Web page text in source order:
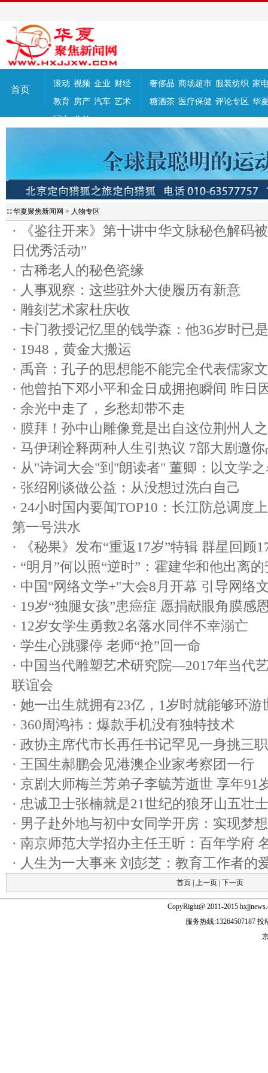
首页
滚动 视频 企业 财经
教育 房产 汽车 艺术
国内 公益
奢侈品 商场超市 服装纺织 家
糖酒茶 医疗保健 评论专区 华
∷华夏聚焦新闻网 > 人物专区
·
《鉴往开来》第十讲中华文脉秘色解码
日优秀活动”
· 古稀老人的秘色瓷缘
· 人事观察：这些驻外大使履历有新意
· 雕刻艺术家杜庆收
· 卡门教授记忆里的钱学森：他36岁时已
· 1948，黄金大搬运
· 禹音：孔子的思想能不能完全代表儒家
· 他曾拍下邓小平和金日成拥抱瞬间 昨日
· 余光中走了，乡愁却带不走
· 膜拜！孙中山雕像竟是出自这位荆州人
· 马伊琍诠释两种人生引热议 7部大剧邀
· 从"诗词大会"到"朗读者" 董卿：以文学
· 张绍刚谈做公益：从没想过洗白自己
· 24小时国内要闻TOP10：长江防总调度
第一号洪水
·
《秘果》发布“重返17岁”特辑 群星回顾
· “明月”何以照“逆时”：霍建华和他出离
· 中国"网络文学+"大会8月开幕 引导网络
· 19岁“独腿女孩”患癌症 愿捐献眼角膜感
· 12岁女学生勇救2名落水同伴不幸溺亡
· 学生心跳骤停 老师“抢”回一命
· 中国当代雕塑艺术研究院—2017年当代
联谊会
· 她一出生就拥有23亿，1岁时就能够环
· 360周鸿祎：爆款手机没有独特技术
· 政协主席代市长再任书记罕见一身挑三职
· 王国生郝鹏会见港澳企业家考察团一行
· 京剧大师梅兰芳弟子李毓芳逝世 享年91
· 忠诚卫士张楠就是21世纪的狼牙山五壮士
· 男子赴外地与初中女同学开房：实现梦想
· 南京师范大学招办主任王昕：百年学府
· 人生为一大事来 刘彭芝：教育工作者的
首页 上一页 下一页
CopyRight@ 2011-2015
服务热线:13264507187 投